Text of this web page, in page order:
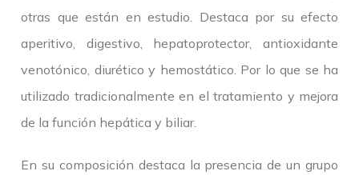
otras que están en estudio. Destaca por su efecto
aperitivo, digestivo, hepatoprotector, antioxidante
venotónico, diurético y hemostático. Por lo que se ha
utilizado tradicionalmente en el tratamiento y mejora
de la función hepática y biliar.
En su composición destaca la presencia de un grupo